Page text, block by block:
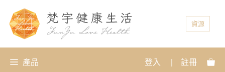
資源
產品 登入 註冊